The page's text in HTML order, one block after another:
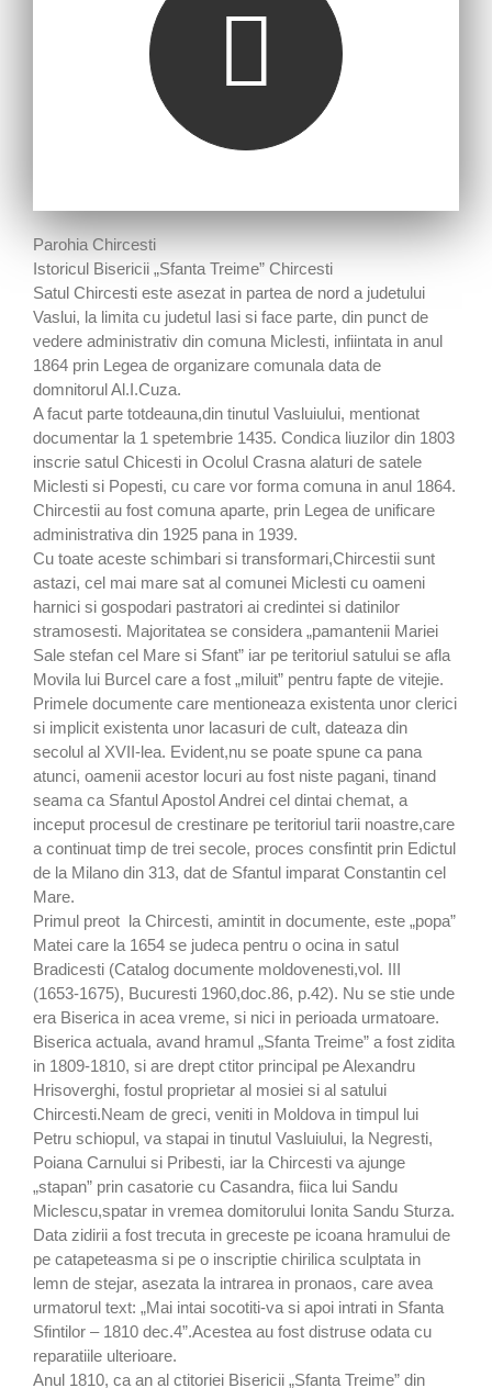
Parohia Chircesti
Istoricul Bisericii „Sfanta Treime” Chircesti
Satul Chircesti este asezat in partea de nord a judetului
Vaslui, la limita cu judetul Iasi si face parte, din punct de
vedere administrativ din comuna Miclesti, infiintata in anul
1864 prin Legea de organizare comunala data de
domnitorul Al.I.Cuza.
A facut parte totdeauna,din tinutul Vasluiului, mentionat
documentar la 1 spetembrie 1435. Condica liuzilor din 1803
inscrie satul Chicesti in Ocolul Crasna alaturi de satele
Miclesti si Popesti, cu care vor forma comuna in anul 1864.
Chircestii au fost comuna aparte, prin Legea de unificare
administrativa din 1925 pana in 1939.
Cu toate aceste schimbari si transformari,Chircestii sunt
astazi, cel mai mare sat al comunei Miclesti cu oameni
harnici si gospodari pastratori ai credintei si datinilor
stramosesti. Majoritatea se considera „pamantenii Mariei
Sale stefan cel Mare si Sfant” iar pe teritoriul satului se afla
Movila lui Burcel care a fost „miluit” pentru fapte de vitejie.
Primele documente care mentioneaza existenta unor clerici
si implicit existenta unor lacasuri de cult, dateaza din
secolul al XVII-lea. Evident,nu se poate spune ca pana
atunci, oamenii acestor locuri au fost niste pagani, tinand
seama ca Sfantul Apostol Andrei cel dintai chemat, a
inceput procesul de crestinare pe teritoriul tarii noastre,care
a continuat timp de trei secole, proces consfintit prin Edictul
de la Milano din 313, dat de Sfantul imparat Constantin cel
Mare.
Primul preot la Chircesti, amintit in documente, este „popa”
Matei care la 1654 se judeca pentru o ocina in satul
Bradicesti (Catalog documente moldovenesti,vol. III
(1653-1675), Bucuresti 1960,doc.86, p.42). Nu se stie unde
era Biserica in acea vreme, si nici in perioada urmatoare.
Biserica actuala, avand hramul „Sfanta Treime” a fost zidita
in 1809-1810, si are drept ctitor principal pe Alexandru
Hrisoverghi, fostul proprietar al mosiei si al satului
Chircesti.Neam de greci, veniti in Moldova in timpul lui
Petru schiopul, va stapai in tinutul Vasluiului, la Negresti,
Poiana Carnului si Pribesti, iar la Chircesti va ajunge
„stapan” prin casatorie cu Casandra, fiica lui Sandu
Miclescu,spatar in vremea domitorului Ionita Sandu Sturza.
Data zidirii a fost trecuta in greceste pe icoana hramului de
pe catapeteasma si pe o inscriptie chirilica sculptata in
lemn de stejar, asezata la intrarea in pronaos, care avea
urmatorul text: „Mai intai socotiti-va si apoi intrati in Sfanta
Sfintilor – 1810 dec.4”.Acestea au fost distruse odata cu
reparatiile ulterioare.
Anul 1810, ca an al ctitoriei Bisericii „Sfanta Treime” din